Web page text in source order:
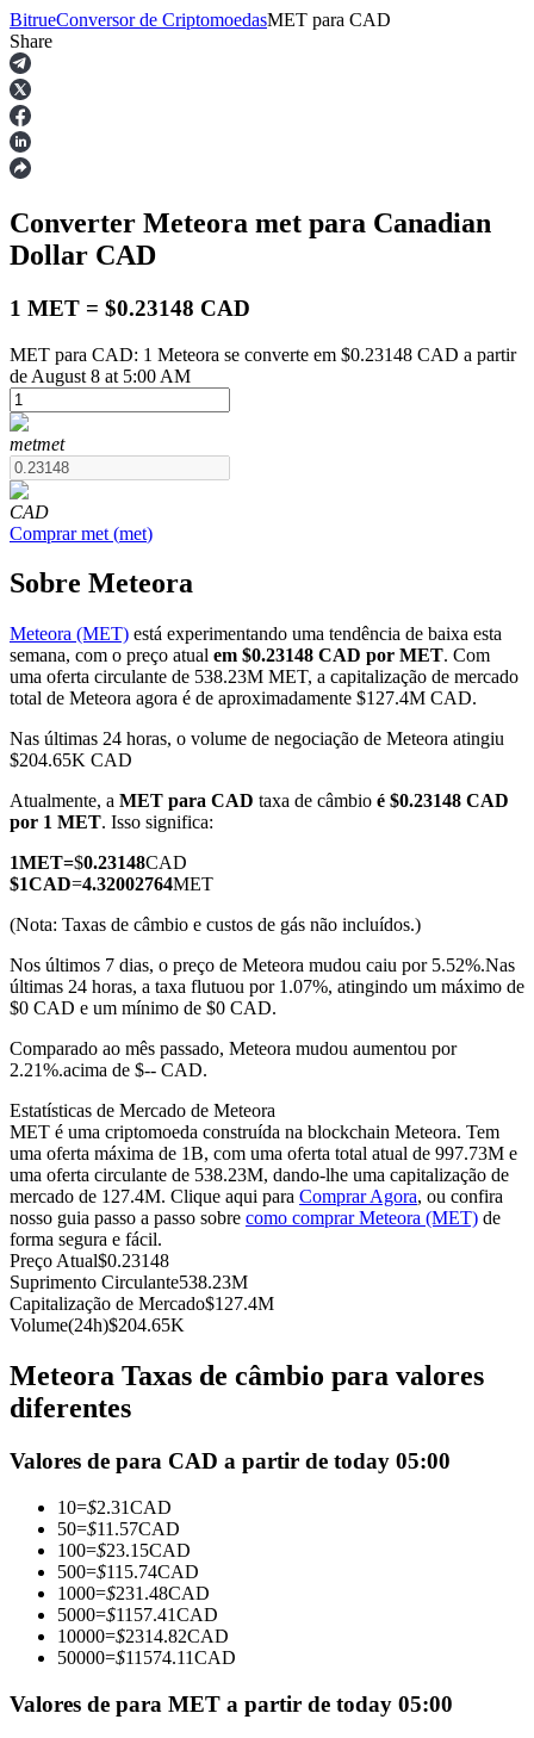
Futuros
Futuros de USDT
Futuros COIN-M
Futuros de criptomoeda
TradFi
Derivativos de ações, câmbio, metais preciosos e commodities
Futuros de USDC
Copiar Trading
Junte-se aos principais traders
Torne-se um Trader de Cópias
Desfrute da partilha de lucros e comissões de copy trading
BitrueConversor de CriptomoedasMET para CAD
Share
Converter Meteora met para Canadian
Dollar CAD
1 MET = $0.23148 CAD
MET para CAD: 1 Meteora se converte em $0.23148 CAD a partir
de August 8 at 5:00 AM
metmet
CAD
Comprar met (met)
Sobre Meteora
Meteora (MET) está experimentando uma tendência de baixa esta
semana, com o preço atual em $0.23148 CAD por MET. Com
uma oferta circulante de 538.23M MET, a capitalização de mercado
total de Meteora agora é de aproximadamente $127.4M CAD.
Nas últimas 24 horas, o volume de negociação de Meteora atingiu
$204.65K CAD
Atualmente, a MET para CAD taxa de câmbio é $0.23148 CAD
por 1 MET. Isso significa:
1MET=$0.23148CAD
$1CAD=4.32002764MET
(Nota: Taxas de câmbio e custos de gás não incluídos.)
Nos últimos 7 dias, o preço de Meteora mudou caiu por 5.52%.Nas
últimas 24 horas, a taxa flutuou por 1.07%, atingindo um máximo de
$0 CAD e um mínimo de $0 CAD.
Comparado ao mês passado, Meteora mudou aumentou por
2.21%.acima de $-- CAD.
Estatísticas de Mercado de Meteora
MET é uma criptomoeda construída na blockchain Meteora. Tem
uma oferta máxima de 1B, com uma oferta total atual de 997.73M e
uma oferta circulante de 538.23M, dando-lhe uma capitalização de
mercado de 127.4M. Clique aqui para Comprar Agora, ou confira
nosso guia passo a passo sobre como comprar Meteora (MET) de
forma segura e fácil.
Preço Atual$0.23148
Suprimento Circulante538.23M
Capitalização de Mercado$127.4M
Volume(24h)$204.65K
Meteora Taxas de câmbio para valores
diferentes
Valores de para CAD a partir de today 05:00
10=$2.31CAD
50=$11.57CAD
100=$23.15CAD
500=$115.74CAD
1000=$231.48CAD
5000=$1157.41CAD
10000=$2314.82CAD
50000=$11574.11CAD
Valores de para MET a partir de today 05:00